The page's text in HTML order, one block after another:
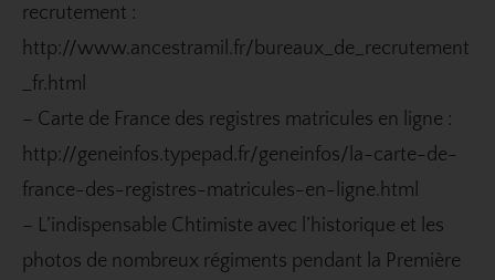
recrutement :
http://www.ancestramil.fr/bureaux_de_recrutement
_fr.html
– Carte de France des registres matricules en ligne :
http://geneinfos.typepad.fr/geneinfos/la-carte-de-
france-des-registres-matricules-en-ligne.html
– L’indispensable Chtimiste avec l’historique et les
photos de nombreux régiments pendant la Première